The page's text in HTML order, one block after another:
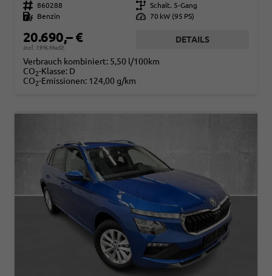
Fahrzeugnr. 860288 Getriebe Schalt. 5-Gang
Kraftstoff
Benzin Leistung 70 kW (95 PS)
20.690,– €
incl. 19% MwSt.
DETAILS
Verbrauch kombiniert: 5,50 l/100km
CO2-Klasse: D
CO2-Emissionen: 124,00 g/km